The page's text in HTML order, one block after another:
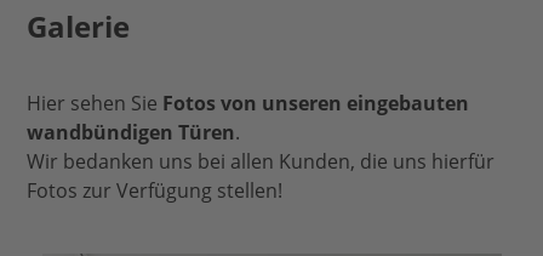
Galerie
Hier sehen Sie Fotos von unseren eingebauten
wandbündigen Türen.
Wir bedanken uns bei allen Kunden, die uns hierfür
Fotos zur Verfügung stellen!